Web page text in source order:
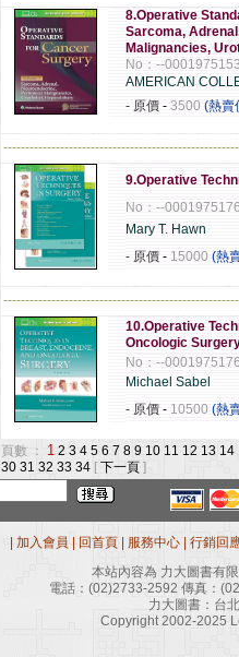
8.Operative
Sarcoma,
Malignancies,
No：--
AMERICAN
- 原價 - 3500 (熱賣
9.Operative
No：--
Mary T. Hawn
- 原價 - 15000 (熱
10.Operative
Oncologic
No：--
Michael Sabel
- 原價 - 10500 (熱
頁數 ： 1 2 3 4 5 6 7 8 9 10 11 12 13 14
30 31 32 33 34 [ 下一頁 ]
加入會員 回首頁 服務中心
行銷回
本站內容為 力大圖書有
電話： (02)2733-2592 傳真：
力大圖書：台
Copyright 2002-2025